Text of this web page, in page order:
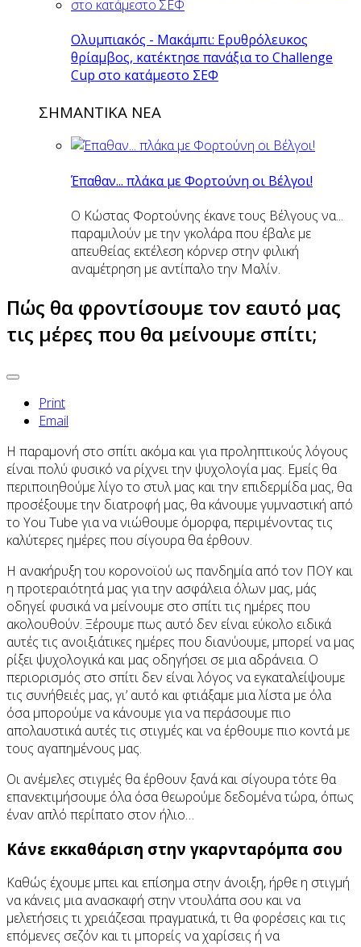
Ολυμπιακός - Μακάμπι: Ερυθρόλευκος
θρίαμβος, κατέκτησε πανάξια το Challenge
Cup στο κατάμεστο ΣΕΦ
ΣΗΜΑΝΤΙΚΑ ΝΕΑ
Έπαθαν... πλάκα με Φορτούνη οι Βέλγοι!
Ο Κώστας Φορτούνης έκανε τους Βέλγους να...
παραμιλούν με την γκολάρα που έβαλε με
απευθείας εκτέλεση κόρνερ στην φιλική
αναμέτρηση με αντίπαλο την Μαλίν.
Πώς θα φροντίσουμε τον εαυτό μας
τις μέρες που θα μείνουμε σπίτι;
Print
Email
Η παραμονή στο σπίτι ακόμα και για προληπτικούς λόγους
είναι πολύ φυσικό να ρίχνει την ψυχολογία μας. Εμείς θα
περιποιηθούμε λίγο το στυλ μας και την επιδερμίδα μας, θα
προσέξουμε την διατροφή μας, θα κάνουμε γυμναστική από
το You Tube για να νιώθουμε όμορφα, περιμένοντας τις
καλύτερες ημέρες που σίγουρα θα έρθουν.
Η ανακήρυξη του κορονοϊού ως πανδημία από τον ΠΟΥ και
η προτεραιότητά μας για την ασφάλεια όλων μας, μάς
οδηγεί φυσικά να μείνουμε στο σπίτι τις ημέρες που
ακολουθούν. Ξέρουμε πως αυτό δεν είναι εύκολο ειδικά
αυτές τις ανοιξιάτικες ημέρες που διανύουμε, μπορεί να μας
ρίξει ψυχολογικά και μας οδηγήσει σε μια αδράνεια. Ο
περιορισμός στο σπίτι δεν είναι λόγος να εγκαταλείψουμε
τις συνήθειές μας, γι’ αυτό και φτιάξαμε μια λίστα με όλα
όσα μπορούμε να κάνουμε για να περάσουμε πιο
απολαυστικά αυτές τις στιγμές και να έρθουμε πιο κοντά με
τους αγαπημένους μας.
Οι ανέμελες στιγμές θα έρθουν ξανά και σίγουρα τότε θα
επανεκτιμήσουμε όλα όσα θεωρούμε δεδομένα τώρα, όπως
έναν απλό περίπατο στον ήλιο…
Κάνε εκκαθάριση στην γκαρνταρόμπα σου
Καθώς έχουμε μπει και επίσημα στην άνοιξη, ήρθε η στιγμή
να κάνεις μια ανασκαφή στην ντουλάπα σου και να
μελετήσεις τι χρειάζεσαι πραγματικά, τι θα φορέσεις και τις
επόμενες σεζόν και τι μπορείς να χαρίσεις ή να